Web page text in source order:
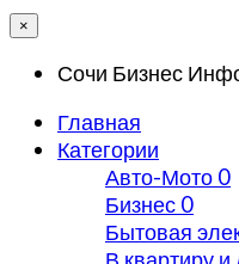
×
Сочи Бизнес
Главная
Категории
Авто-Мото 0
Бизнес 0
Бытовая